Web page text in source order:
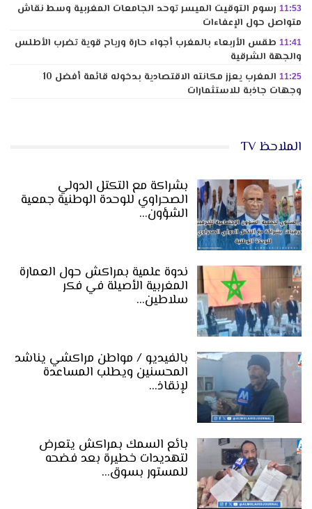
11:53 رسوم التوقيت الميسر توحد الجامعات المغربية وسط نقاش
متواصل حول الإعفاءات
11:41 طقس الأربعاء بالمغرب أجواء حارة ورياح قوية تضرب الأطلس
والجهة الشرقية
11:25
المغرب يعزز مكانته الاقتصادية بدخوله قائمة أفضل 10
وجهات جاذبة للاستثمارات
الملاحظ TV
بشراكة مع التكتل الدولي
الصحراوي للوحدة الوطنية جمعية
الشؤون…
ندوة علمية بمراكش حول العمارة
المغربية الأصيلة في فكر
سلاطين…
بالفيديو / مواطن مراكشي يناشد
المحسنين ويطلب المساعدة
لإنقاذ…
بائع السمك بمراكش يتعرض
لتهديدات خطيرة بعد فضحه
للمستور بسوق…